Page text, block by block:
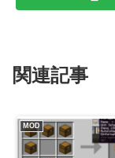
関連記事
MOD